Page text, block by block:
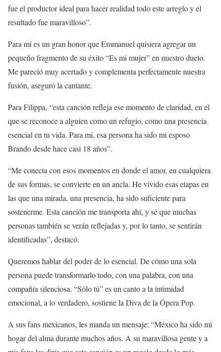
fue el productor ideal para hacer realidad todo este arreglo y el
resultado fue maravilloso”.
Para mí es un gran honor que Emmanuel quisiera agregar un
pequeño fragmento de su éxito “Es mi mujer” en nuestro dueto.
Me pareció muy acertado y complementa perfectamente nuestra
fusión, aseguró la cantante.
Para Filippa, “esta canción refleja ese momento de claridad, en el
que se reconoce a alguien como un refugio, como una presencia
esencial en tu vida. Para mí, esa persona ha sido mi esposo
Brando desde hace casi 18 años”.
“Me conecta con esos momentos en donde el amor, en cualquiera
de sus formas, se convierte en un ancla. He vivido esas etapas en
las que una mirada, una presencia, ha sido suficiente para
sostenerme. Esta canción me transporta ahí, y sé que muchas
personas también se verán reflejadas y, por lo tanto, se sentirán
identificadas”, destacó.
Queremos hablar del poder de lo esencial. De cómo una sola
persona puede transformarlo todo, con una palabra, con una
compañía silenciosa. “Sólo tú” es un canto a la intimidad
emocional, a lo verdadero, sostiene la Diva de la Ópera Pop.
A sus fans mexicanos, les manda un mensaje: “México ha sido mi
hogar del alma durante muchos años. A su maravillosa gente y a